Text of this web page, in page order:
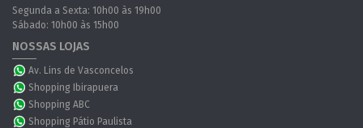
Segunda a Sexta: 10h00 às 19h00
Sábado: 10h00 às 15h00
NOSSAS LOJAS
Av. Lins de Vasconcelos
Shopping Ibirapuera
Shopping ABC
Shopping Pátio Paulista